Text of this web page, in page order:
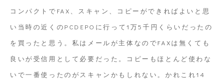
コンパクトでFAX、スキャン、コピーができればよいと思
い当時の近くのPCDEPOに行って1万5千円くらいだったの
を買ったと思う。私はメールが主体なのでFAXは無くても
良いが受信用として必要だった。コピーもほとんど使わな
いで一番使ったのがスキャンかもしれない。かれこれ14